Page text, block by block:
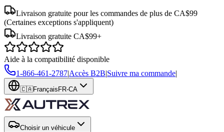
Livraison gratuite pour les commandes de plus de CA$99
(Certaines exceptions s'appliquent)
Livraison gratuite CA$99+
Aide à la compatibilité disponible
1-866-461-2787|Accès B2B|Suivre ma commande|
🇨🇦Français FR-CA
Choisir un véhicule